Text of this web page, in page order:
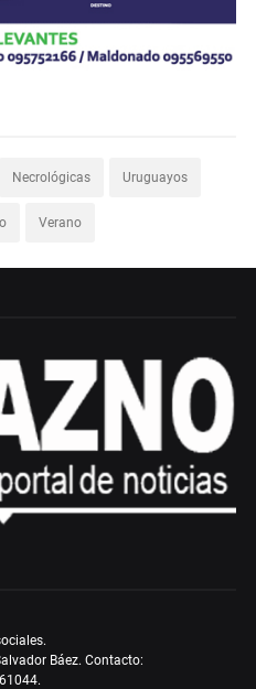
Necrológicas Uruguayos
Verano
Báez. Contacto: